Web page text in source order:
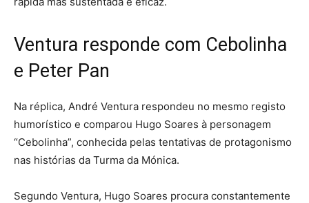
Ventura responde com Cebolinha
e Peter Pan
Na réplica, André Ventura respondeu no mesmo registo
humorístico e comparou Hugo Soares à personagem
“Cebolinha”, conhecida pelas tentativas de protagonismo
nas histórias da Turma da Mónica.
Segundo Ventura, Hugo Soares procura constantemente